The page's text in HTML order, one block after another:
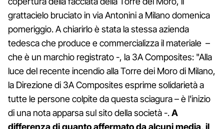
grattacielo bruciato in via Antonini a Milano domenica
pomeriggio. A chiarirlo è stata la stessa azienda
tedesca che produce e commercializza il materiale –
che è un marchio registrato -, la 3A Composites: "Alla
luce del recente incendio alla Torre dei Moro di Milano,
la Direzione di 3A Composites esprime solidarietà a
tutte le persone colpite da questa sciagura – è l'inizio
di una nota apparsa sul sito della società -.A
differenza di quanto affermato da alcuni media, il